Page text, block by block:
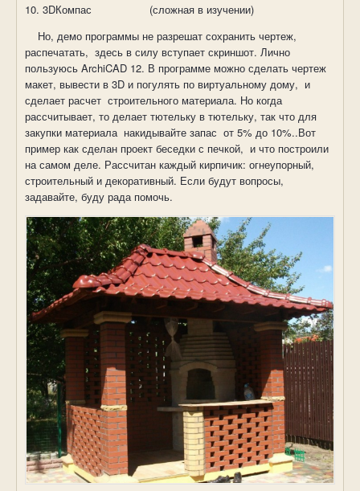
10. 3DКомпас
(сложная в изучении)
Но, демо программы не разрешат сохранить чертеж,
распечатать, здесь в силу вступает скриншот. Лично
пользуюсь ArchiCAD 12. В программе можно сделать чертеж
макет, вывести в 3D и погулять по виртуальному дому, и
сделает расчет строительного материала. Но когда
рассчитывает, то делает тютельку в тютельку, так что для
закупки материала накидывайте запас от 5% до 10%..Вот
пример как сделан проект беседки с печкой, и что построили
на самом деле. Рассчитан каждый кирпичик: огнеупорный,
строительный и декоративный. Если будут вопросы,
задавайте, буду рада помочь.